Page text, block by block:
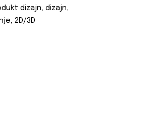
dizajn, dizajn,
2D/3D